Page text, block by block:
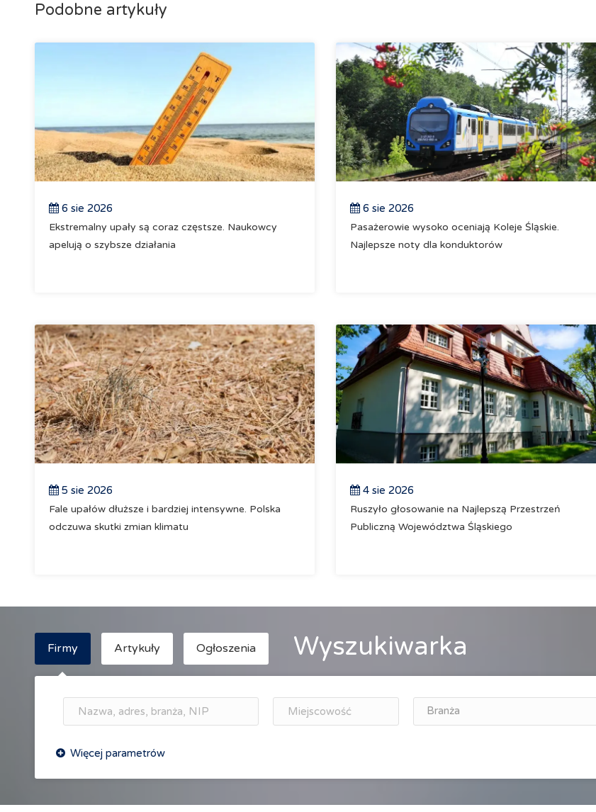
Podobne artykuły
6 sie 2026
Ekstremalny upały są coraz częstsze. Naukowcy
apelują o szybsze działania
6 sie 2026
Pasażerowie wysoko oceniają Koleje Śląskie.
Najlepsze noty dla konduktorów
5 sie 2026
Fale upałów dłuższe i bardziej intensywne. Polska
odczuwa skutki zmian klimatu
4 sie 2026
Ruszyło głosowanie na Najlepszą Przestrzeń
Publiczną Województwa Śląskiego
Firmy Artykuły Ogłoszenia Wyszukiwarka
Branża